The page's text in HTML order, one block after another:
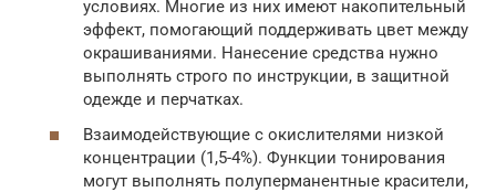
условиях. Многие из них имеют накопительный
эффект, помогающий поддерживать цвет между
окрашиваниями. Нанесение средства нужно
выполнять строго по инструкции, в защитной
одежде и перчатках.
Взаимодействующие с окислителями низкой
концентрации (1,5-4%). Функции тонирования
могут выполнять полуперманентные красители,